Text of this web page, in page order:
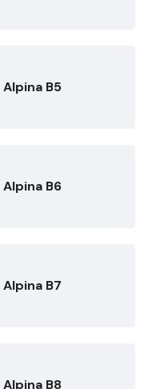
Alpina B5
Alpina B6
Alpina B7
Alpina B8